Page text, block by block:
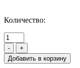
Количество:
- +